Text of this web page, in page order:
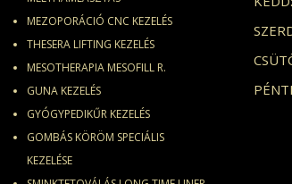
MEZOPORÁCIÓ CNC KEZELÉS
THESERA LIFTING KEZELÉS
MESOTHERAPIA MESOFILL R.
GUNA KEZELÉS
GYÓGYPEDIKŰR KEZELÉS
GOMBÁS KÖRÖM SPECIÁLIS
KEZELÉSE